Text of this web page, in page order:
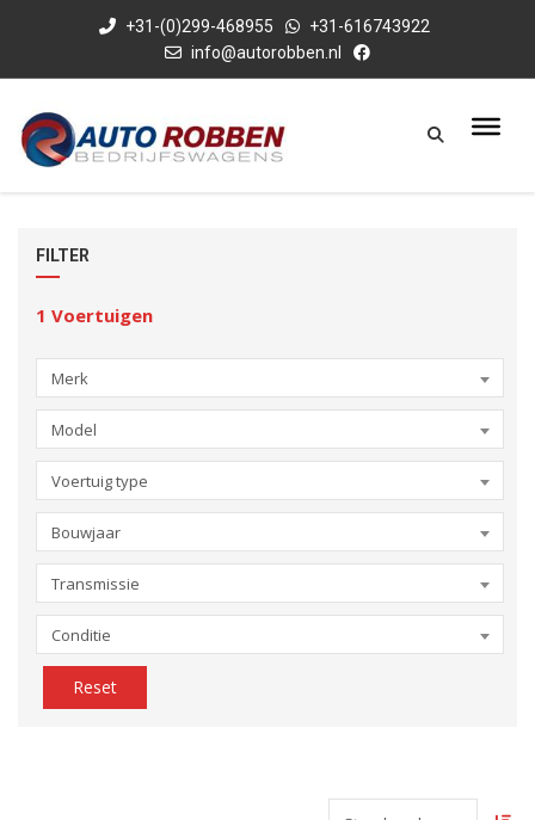
+31-(0)299-468955
+31-616743922
info@autorobben.nl
FILTER
1 Voertuigen
Merk
Model
Voertuig type
Bouwjaar
Transmissie
Conditie
Reset